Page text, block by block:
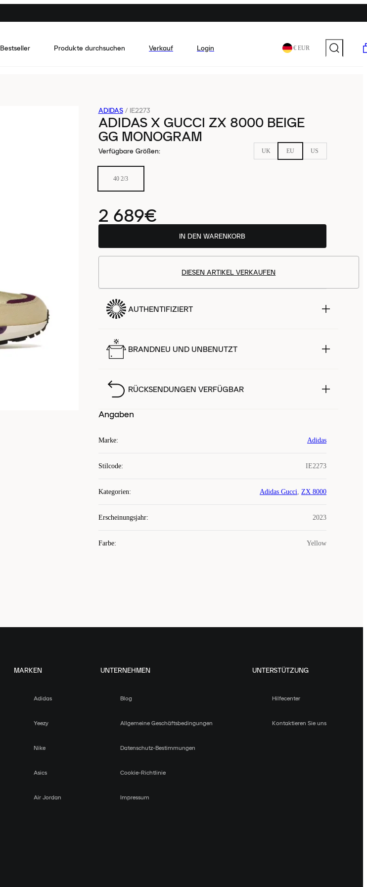
Bestseller Produkte durchsuchen Verkauf Login € EUR
ADIDAS / IE2273
ADIDAS X GUCCI ZX 8000 BEIGE
GG MONOGRAM
Verfügbare Größen: UK EU US
40 2/3
2 689€
IN DEN WARENKORB
DIESEN ARTIKEL VERKAUFEN
AUTHENTIFIZIERT
BRANDNEU UND UNBENUTZT
RÜCKSENDUNGEN VERFÜGBAR
Angaben
Marke: Adidas
Stilcode: IE2273
Kategorien: Adidas Gucci, ZX 8000
Erscheinungsjahr: 2023
Farbe: Yellow
MARKEN
Adidas
Yeezy
Nike
Asics
Air Jordan
UNTERNEHMEN
Blog
Allgemeine Geschäftsbedingungen
Datenschutz-Bestimmungen
Cookie-Richtlinie
Impressum
UNTERSTÜTZUNG
Hilfecenter
Kontaktieren Sie uns